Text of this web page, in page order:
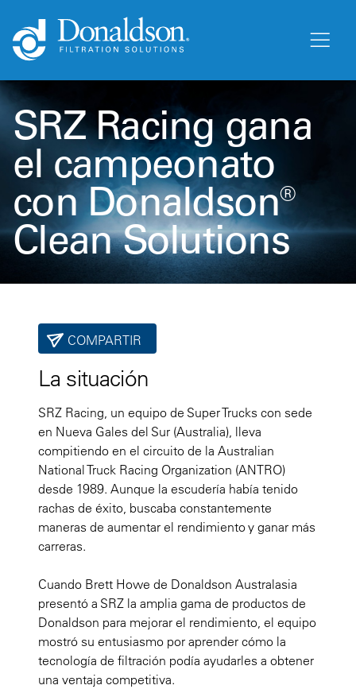
SRZ Racing gana
el campeonato
con Donaldson®
Clean Solutions
COMPARTIR
La situación
SRZ Racing, un equipo de Super Trucks con sede
en Nueva Gales del Sur (Australia), lleva
compitiendo en el circuito de la Australian
National Truck Racing Organization (ANTRO)
desde 1989. Aunque la escudería había tenido
rachas de éxito, buscaba constantemente
maneras de aumentar el rendimiento y ganar más
carreras.
Cuando Brett Howe de Donaldson Australasia
presentó a SRZ la amplia gama de productos de
Donaldson para mejorar el rendimiento, el equipo
mostró su entusiasmo por aprender cómo la
tecnología de filtración podía ayudarles a obtener
una ventaja competitiva.